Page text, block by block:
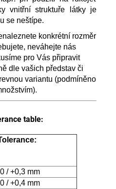
vnitřní struktuře látky je
se neštípe.
konkrétní rozměr
neváhejte nás
pro Vás připravit
dle vašich představ či
variantu (podmíněno
table:
/ +0,3 mm
/ +0,4 mm